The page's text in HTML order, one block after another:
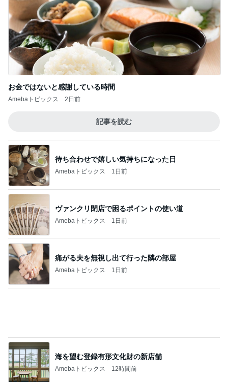
記事を読む
待ち合わせで嬉しい気持ちになった日
Amebaトピックス 1日前
Amebaトピックス 1日前
痛がる夫を無視し出て行った隣の部屋
Amebaトピックス 1日前
海を望む登録有形文化財の新店舗
Amebaトピックス 12時間前
34000円が10200円になった戦利品
Amebaトピックス